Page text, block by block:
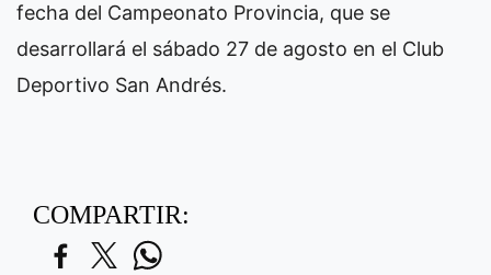
fecha del Campeonato Provincia, que se
desarrollará el sábado 27 de agosto en el Club
Deportivo San Andrés.
COMPARTIR: